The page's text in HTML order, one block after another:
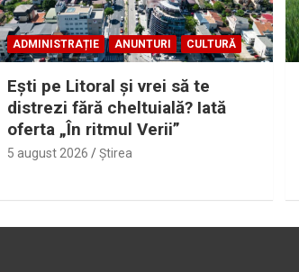
ADMINISTRAȚIE ANUNTURI CULTURĂ
Eşti pe Litoral şi vrei să te
distrezi fără cheltuială? Iată
oferta „În ritmul Verii”
5 august 2026 Ştirea